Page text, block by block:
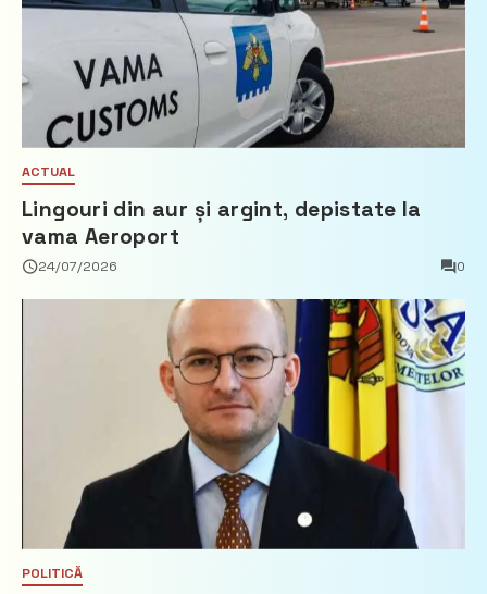
ACTUAL
Lingouri din aur și argint, depistate la
vama Aeroport
24/07/2026 0
POLITICĂ